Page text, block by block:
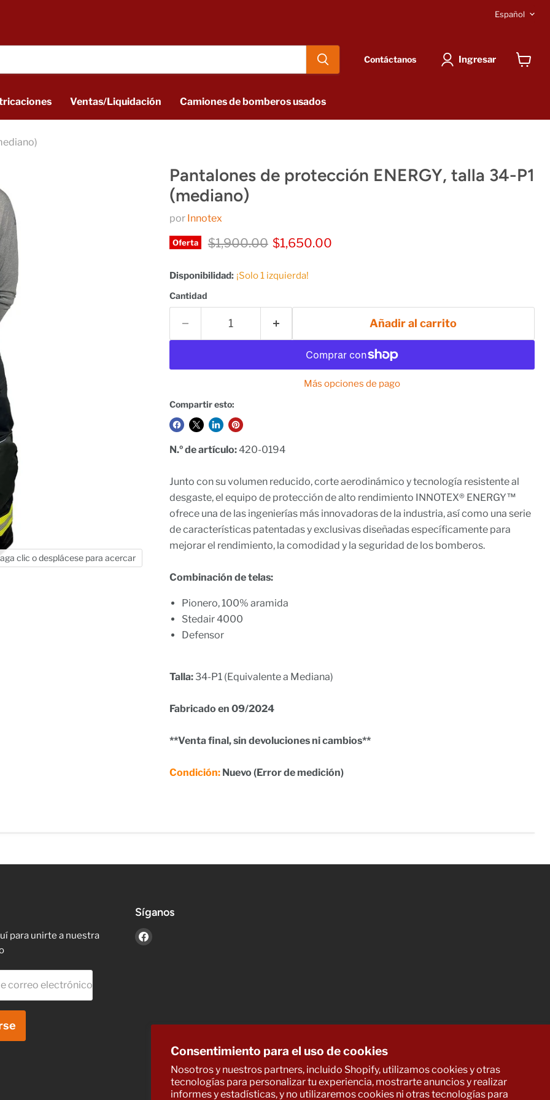
Consentimiento para el uso de cookies
Nosotros y nuestros partners, incluido Shopify, utilizamos cookies y otras
tecnologías para personalizar tu experiencia, mostrarte anuncios y realizar
informes y estadísticas, y no utilizaremos cookies ni otras tecnologías para
Idioma
Español
Contáctanos Ingresar
Ventas/Liquidación Camiones de bomberos usados
clic o desplácese para acercar
Pantalones de protección ENERGY, talla 34-P1
(mediano)
por Innotex
Oferta Precio original
$1,900.00 Precio actual
$1,650.00
Disponibilidad: ¡Solo 1 izquierda!
Cantidad
Añadir al carrito
Más opciones de pago
Compartir esto:
N.º de artículo:420-0194
Junto con su volumen reducido, corte aerodinámico y tecnología resistente al
desgaste, el equipo de protección de alto rendimiento INNOTEX® ENERGY™
ofrece una de las ingenierías más innovadoras de la industria, así como una serie
de características patentadas y exclusivas diseñadas específicamente para
mejorar el rendimiento, la comodidad y la seguridad de los bomberos.
Combinación de telas:
Pionero, 100% aramida
Stedair 4000
Defensor
Talla:34-P1 (Equivalente a Mediana)
Fabricado en 09/2024
**Venta final, sin devoluciones ni cambios**
Condición: Nuevo (Error de medición)
para unirte a nuestra
correo electrónico
Síganos
Encuéntrenos